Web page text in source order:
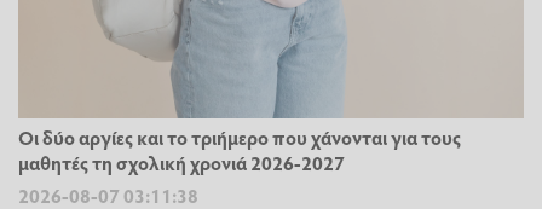
Οι δύο αργίες και το τριήμερο που χάνονται για τους
μαθητές τη σχολική χρονιά 2026-2027
2026-08-07 03:11:38